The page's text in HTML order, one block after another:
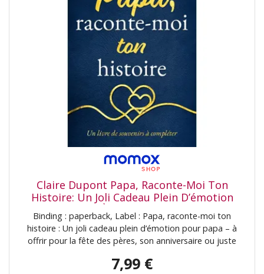
Claire Dupont Papa, Raconte-Moi Ton
Histoire: Un Joli Cadeau Plein D’émotion
Pour Papa – À Offrir Pour La Fête Des
Pères, Son Anniversaire Ou Juste Pour Lui
Faire Plaisir Un Livre De Souvenirs À
Compléter
Binding : paperback, Label : Papa, raconte-moi ton
histoire : Un joli cadeau plein d’émotion pour papa – à
offrir pour la fête des pères, son anniversaire ou juste
medium : paperback, numberOfPages : 98,
7,99 €